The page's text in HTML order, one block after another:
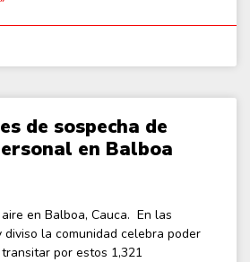
de sospecha de
en Balboa
en Balboa, Cauca. En las
la comunidad celebra poder
por estos 1,321